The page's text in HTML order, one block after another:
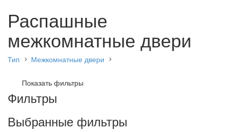
Распашные
межкомнатные двери
Тип Межкомнатные двери
Показать фильтры
Фильтры
Выбранные фильтры